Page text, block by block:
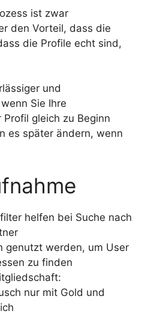
ist zwar
den Vorteil, dass die
die Profile echt sind,
und
Sie Ihre
gleich zu Beginn
es später ändern, wenn
helfen bei Suche nach
genutzt werden, um User
zu finden
nur mit Gold und